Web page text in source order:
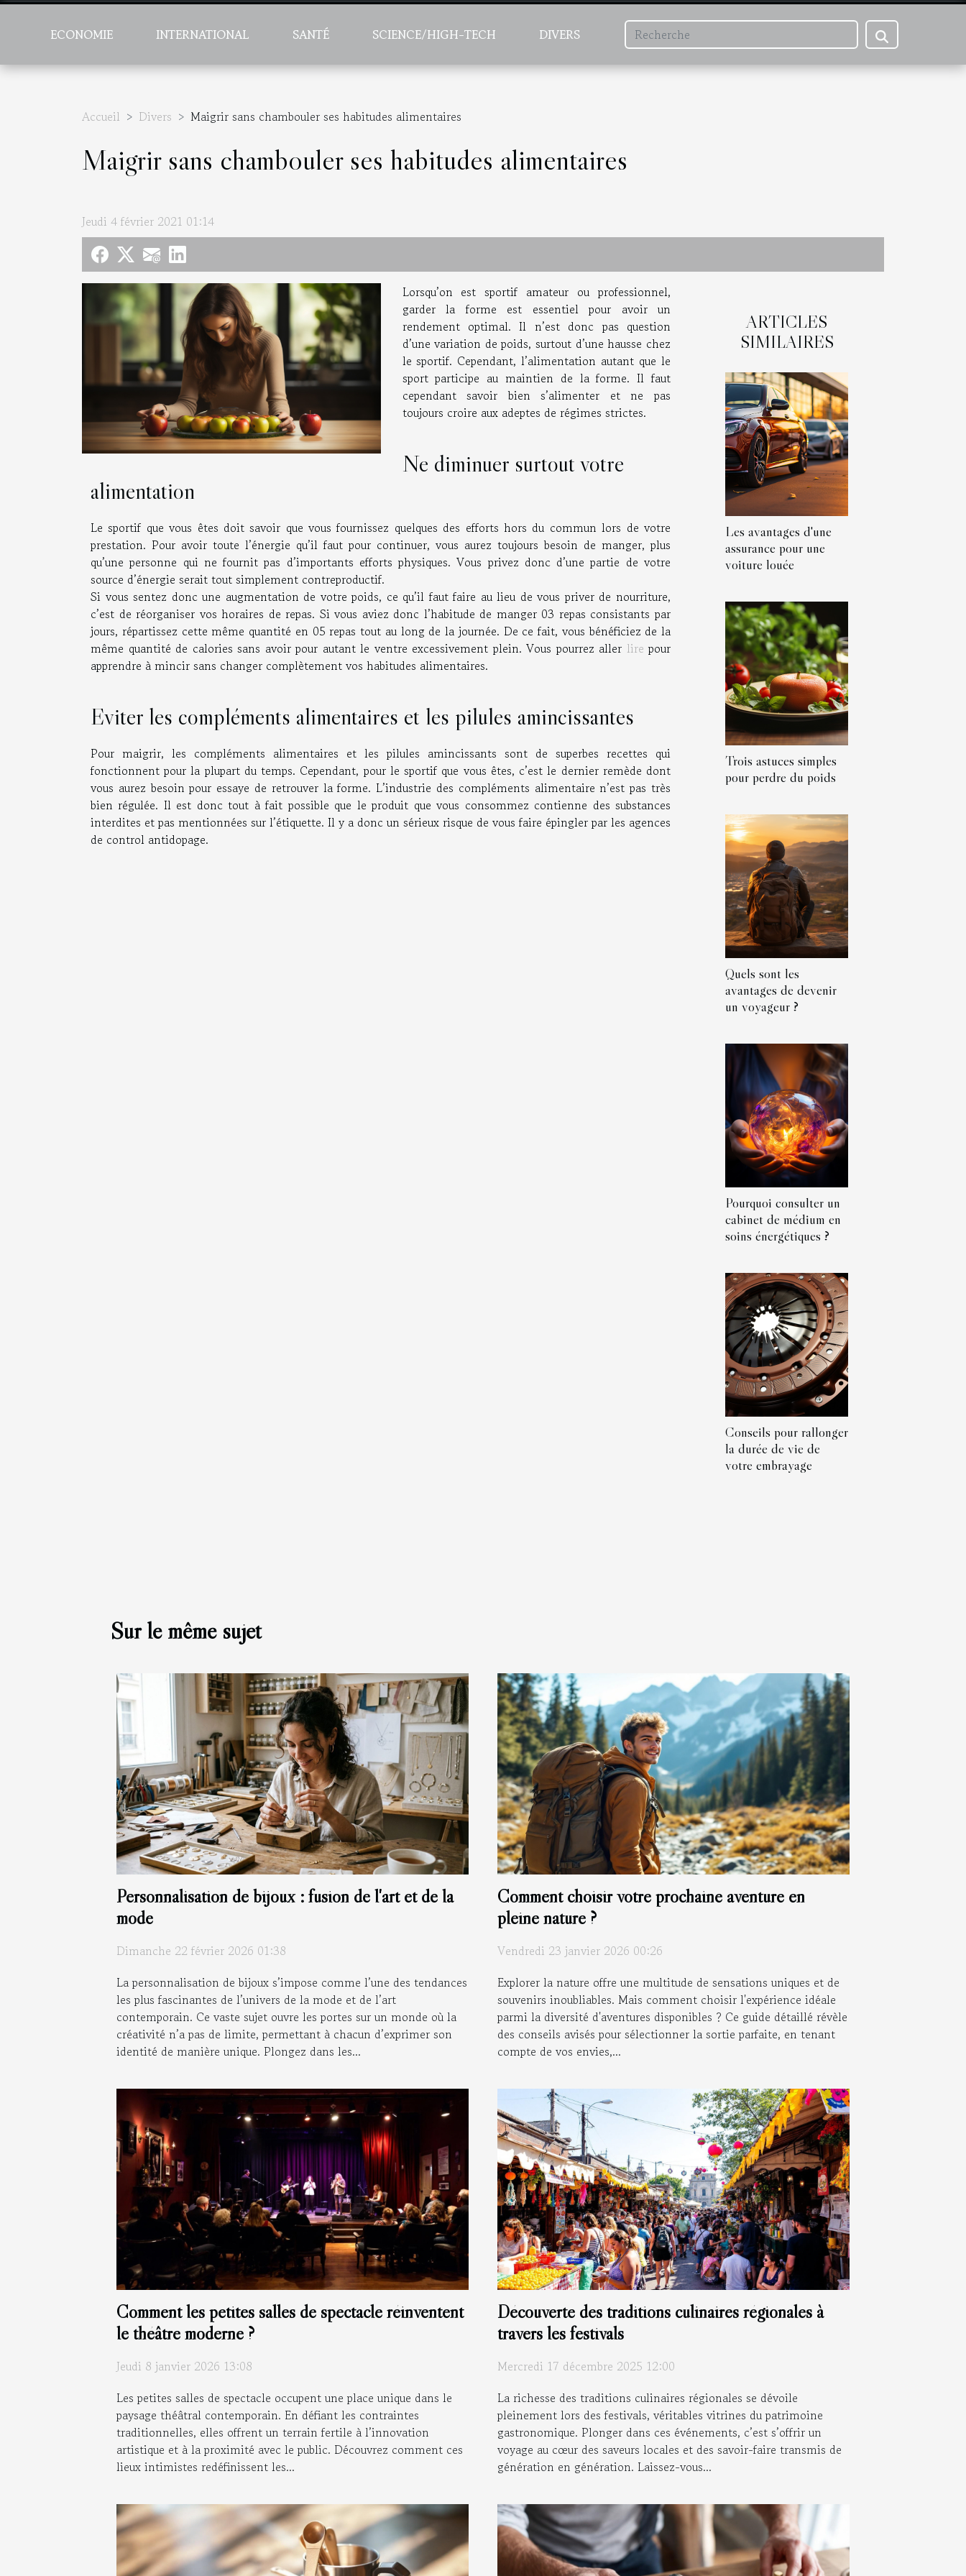
ECONOMIE INTERNATIONAL SANTÉ SCIENCE/HIGH-TECH DIVERS
Accueil Divers Maigrir sans chambouler ses habitudes alimentaires
Maigrir sans chambouler ses habitudes alimentaires
Jeudi 4 février 2021 01:14
Lorsqu’on est sportif amateur ou professionnel,
garder la forme est essentiel pour avoir un
rendement optimal. Il n’est donc pas question
d’une variation de poids, surtout d’une hausse chez
le sportif. Cependant, l’alimentation autant que le
sport participe au maintien de la forme. Il faut
cependant savoir bien s’alimenter et ne pas
toujours croire aux adeptes de régimes strictes.
Ne diminuer surtout votre
alimentation
Le sportif que vous êtes doit savoir que vous fournissez quelques des efforts hors du commun lors de votre
prestation. Pour avoir toute l’énergie qu’il faut pour continuer, vous aurez toujours besoin de manger, plus
qu’une personne qui ne fournit pas d’importants efforts physiques. Vous privez donc d’une partie de votre
source d’énergie serait tout simplement contreproductif.
Si vous sentez donc une augmentation de votre poids, ce qu’il faut faire au lieu de vous priver de nourriture,
c’est de réorganiser vos horaires de repas. Si vous aviez donc l’habitude de manger 03 repas consistants par
jours, répartissez cette même quantité en 05 repas tout au long de la journée. De ce fait, vous bénéficiez de la
même quantité de calories sans avoir pour autant le ventre excessivement plein. Vous pourrez aller lire pour
apprendre à mincir sans changer complètement vos habitudes alimentaires.
Eviter les compléments alimentaires et les pilules amincissantes
Pour maigrir, les compléments alimentaires et les pilules amincissants sont de superbes recettes qui
fonctionnent pour la plupart du temps. Cependant, pour le sportif que vous êtes, c’est le dernier remède dont
vous aurez besoin pour essaye de retrouver la forme. L’industrie des compléments alimentaire n’est pas très
bien régulée. Il est donc tout à fait possible que le produit que vous consommez contienne des substances
interdites et pas mentionnées sur l’étiquette. Il y a donc un sérieux risque de vous faire épingler par les agences
de control antidopage.
ARTICLES
SIMILAIRES
Les avantages d'une
assurance pour une
voiture louée
Trois astuces simples
pour perdre du poids
Quels sont les
avantages de devenir
un voyageur ?
Pourquoi consulter un
cabinet de médium en
soins énergétiques ?
Conseils pour rallonger
la durée de vie de
votre embrayage
Sur le même sujet
Personnalisation de bijoux : fusion de l'art et de la
mode
Dimanche 22 février 2026 01:38
La personnalisation de bijoux s’impose comme l’une des tendances
les plus fascinantes de l’univers de la mode et de l’art
contemporain. Ce vaste sujet ouvre les portes sur un monde où la
créativité n’a pas de limite, permettant à chacun d’exprimer son
identité de manière unique. Plongez dans les...
Comment choisir votre prochaine aventure en
pleine nature ?
Vendredi 23 janvier 2026 00:26
Explorer la nature offre une multitude de sensations uniques et de
souvenirs inoubliables. Mais comment choisir l'expérience idéale
parmi la diversité d'aventures disponibles ? Ce guide détaillé révèle
des conseils avisés pour sélectionner la sortie parfaite, en tenant
compte de vos envies,...
Comment les petites salles de spectacle réinventent
le théâtre moderne ?
Jeudi 8 janvier 2026 13:08
Les petites salles de spectacle occupent une place unique dans le
paysage théâtral contemporain. En défiant les contraintes
traditionnelles, elles offrent un terrain fertile à l’innovation
artistique et à la proximité avec le public. Découvrez comment ces
lieux intimistes redéfinissent les...
Découverte des traditions culinaires régionales à
travers les festivals
Mercredi 17 décembre 2025 12:00
La richesse des traditions culinaires régionales se dévoile
pleinement lors des festivals, véritables vitrines du patrimoine
gastronomique. Plonger dans ces événements, c’est s’offrir un
voyage au cœur des saveurs locales et des savoir-faire transmis de
génération en génération. Laissez-vous...